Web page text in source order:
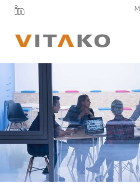
Zum
springen
Vitako
Themen
Stellenmarkt
Veranstaltungen